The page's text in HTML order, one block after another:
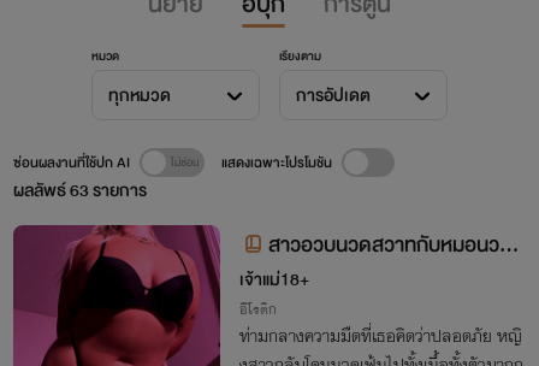
หมวด
ทุกหมวด
เรียงตาม
การอัปเดต
ผลลัพธ์63รายการ
ซ่อนผลงานที่ใช้ปก AI แสดงเฉพาะโปรโมชัน
สาวอวบนวดสวาทกับหมอนวดต
าบอด
เจ้าแม่18+
อีโรติก
ท่ามกลางความมืดที่เธอคิดว่าปลอดภัย หญิ